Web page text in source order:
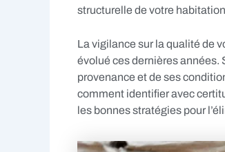
structurelle de votre
La vigilance sur la qualité de
évolué ces dernières années.
provenance et de ses
comment identifier avec
les bonnes stratégies pour